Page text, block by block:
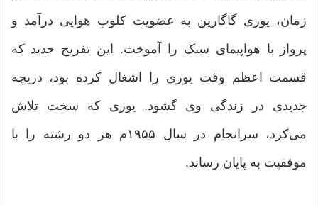
زمان، یوری گاگارین به عضویت کلوپ هوایی درآمد و
پرواز با هواپیمای سبک را آموخت. این تفریح جدید که
قسمت اعظم وقت یوری را اشغال کرده بود، دریچه‌
جدیدی در زندگی وی گشود. یوری که سخت تلاش
می‌کرد، سرانجام در سال ۱۹۵۵م هر دو رشته را با
موفقیت به پایان رساند.